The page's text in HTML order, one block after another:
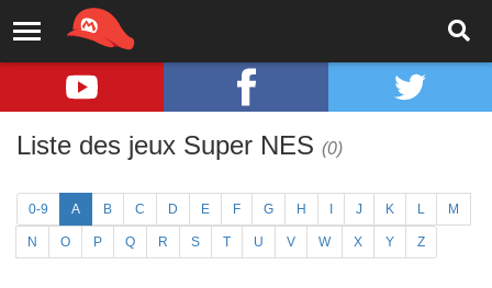
Liste des jeux Super NES (0)
0-9 A B C D E F G H J K L M
N O P Q R S T U V W X Y Z